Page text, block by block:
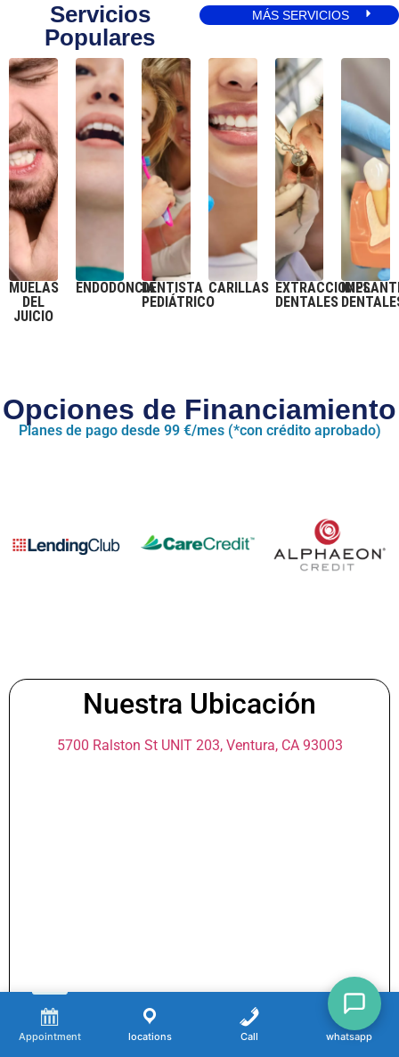
Servicios
Populares
MÁS SERVICIOS
MUELAS
DEL
JUICIO
ENDODONCIADENTISTA
PEDIÁTRICO
CARILLAS EXTRACCIONES
DENTALES
Opciones de Financiamiento
Planes de pago desde 99 €/mes (*con crédito aprobado)
Nuestra Ubicación
5700 Ralston St UNIT 203, Ventura, CA 93003
Appointment locations Call whatsapp